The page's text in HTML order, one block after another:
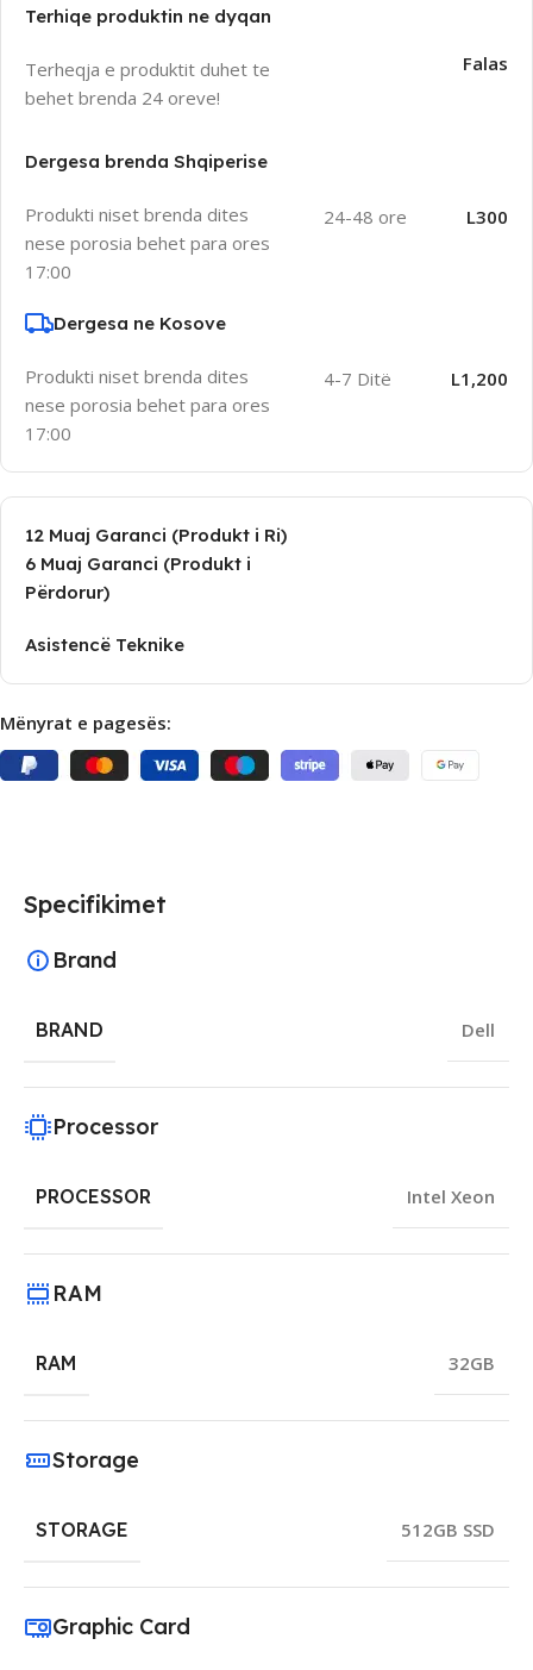
Terhiqe produktin ne dyqan
Terheqja e produktit duhet te
behet brenda 24 oreve!
Falas
Dergesa brenda Shqiperise
Produkti niset brenda dites
nese porosia behet para ores
17:00
24-48 ore L300
Dergesa ne Kosove
Produkti niset brenda dites
nese porosia behet para ores
17:00
4-7 Ditë L1,200
12 Muaj Garanci (Produkt i Ri)
6 Muaj Garanci (Produkt i
Përdorur)
Asistencë Teknike
Mënyrat e pagesës:
Specifikimet
Brand
BRAND Dell
Processor
PROCESSOR Intel Xeon
RAM
RAM 32GB
Storage
STORAGE 512GB SSD
Graphic Card